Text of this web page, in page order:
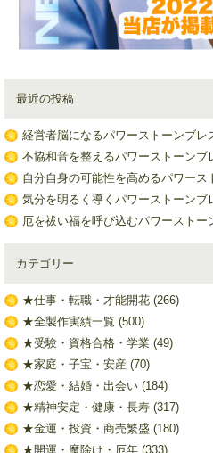
最近の投稿
経営者脳になるパワーストーンブレ
不協和音を整えるパワーストーンブ
自分自身の可能性を高めるパワース
気分を明るく導くパワーストーンブ
厄を祓い福を呼び込むパワーストー
カテゴリー
★仕事・転職・才能開花(266)
★全製作実績一覧 (500)
★受験・資格合格・学業(49)
★家庭・子宝・安産(70)
★恋愛・結婚・出会い(184)
★精神安定・健康・長寿(317)
★金運・投資・商売繁盛 (180)
★開運・魔除け・厄年(333)